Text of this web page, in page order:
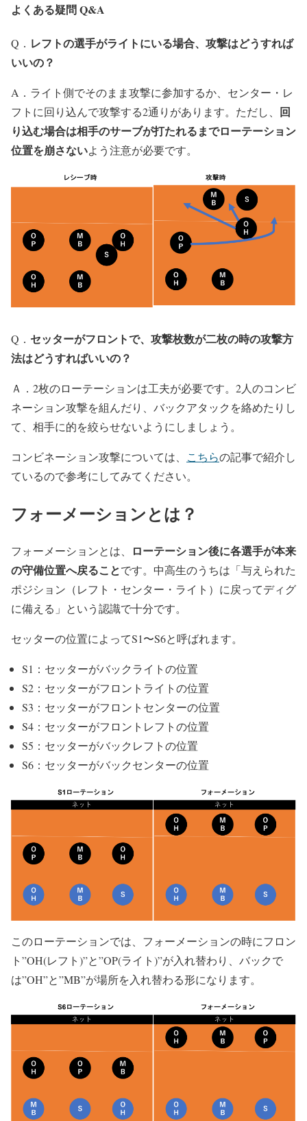
よくある疑問 Q&A
Q． レフトの選手がライトにいる場合、攻撃はどうすれば
いいの？
A．ライト側でそのまま攻撃に参加するか、センター・レ
フトに回り込んで攻撃する2通りがあります。ただし、 回
り込む場合は相手のサーブが打たれるまでローテーション
位置を崩さないよう注意が必要です。
Q． セッターがフロントで、攻撃枚数が二枚の時の攻撃方
法はどうすればいいの？
Ａ．2枚のローテーションは工夫が必要です。2人のコンビ
ネーション攻撃を組んだり、バックアタックを絡めたりし
て、相手に的を絞らせないようにしましょう。
コンビネーション攻撃については、 こちらの記事で紹介し
ているので参考にしてみてください。
フォーメーションとは？
フォーメーションとは、
ローテーション後に各選手が本来
の守備位置へ戻ることです。中高生のうちは「与えられた
ポジション（レフト・センター・ライト）に戻ってディグ
に備える」という認識で十分です。
セッターの位置によってS1〜S6と呼ばれます。
S1：セッターがバックライトの位置
S2：セッターがフロントライトの位置
S3：セッターがフロントセンターの位置
S4：セッターがフロントレフトの位置
S5：セッターがバックレフトの位置
S6：セッターがバックセンターの位置
このローテーションでは、フォーメーションの時にフロン
ト”OH(レフト)”と”OP(ライト)”が入れ替わり、バックで
は”OH”と”MB”が場所を入れ替わる形になります。